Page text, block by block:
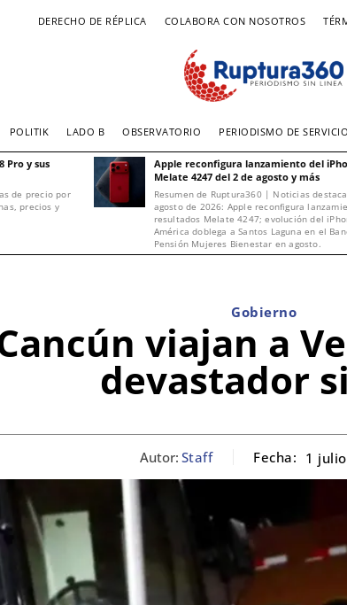
DERECHO DE RÉPLICA COLABORA CON NOSOTROS
POLITIK LADO B OBSERVATORIO PERIODISMO DE SERVICIO
Pro y sus
de precio por
precios y
Apple reconfigura lanzamiento del
Melate 4247 del 2 de agosto y más
Resumen de Ruptura360 | Noticias
agosto de 2026: Apple reconfigura
resultados Melate 4247; evolución del
América doblega a Santos Laguna en el
Pensión Mujeres Bienestar en agosto.
Gobierno
viajan a
devastador
Autor: Staff Fecha: 1